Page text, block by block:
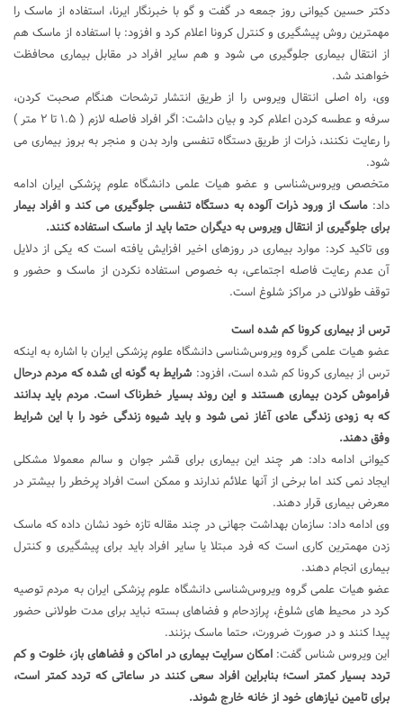
دکتر حسین کیوانی روز جمعه در گفت و گو با خبرنگار ایرنا، استفاده از ماسک را
مهمترین روش پیشگیری و کنترل کرونا اعلام کرد و افزود: با استفاده از ماسک هم
از انتقال بیماری جلوگیری می شود و هم سایر افراد در مقابل بیماری محافظت
خواهند شد.
وی، راه اصلی انتقال ویروس را از طریق انتشار ترشحات هنگام صحبت کردن،
سرفه و عطسه کردن اعلام کرد و بیان داشت: اگر افراد فاصله لازم ( ۱.۵ تا ۲ متر )
را رعایت نکنند، ذرات از طریق دستگاه تنفسی وارد بدن و منجر به بروز بیماری می
شود.
متخصص ویروس‌شناسی و عضو هیات علمی دانشگاه علوم پزشکی ایران ادامه
داد: ماسک از ورود ذرات آلوده به دستگاه تنفسی جلوگیری می کند و افراد بیمار
برای جلوگیری از انتقال ویروس به دیگران حتما باید از ماسک استفاده کنند.
وی تاکید کرد: موارد بیماری در روزهای اخیر افزایش یافته است که یکی از دلایل
آن عدم رعایت فاصله اجتماعی، به خصوص استفاده نکردن از ماسک و حضور و
توقف طولانی در مراکز شلوغ است.
ترس از بیماری کرونا کم شده است
عضو هیات علمی گروه ویروس‌شناسی دانشگاه علوم پزشکی ایران با اشاره به اینکه
ترس از بیماری کرونا کم شده است، افزود: شرایط به گونه ای شده که مردم درحال
فراموش کردن بیماری هستند و این روند بسیار خطرناک است. مردم باید بدانند
که به زودی زندگی عادی آغاز نمی شود و باید شیوه زندگی خود را با این شرایط
وفق دهند.
کیوانی ادامه داد: هر چند این بیماری برای قشر جوان و سالم معمولا مشکلی
ایجاد نمی کند اما برخی از آنها علائم ندارند و ممکن است افراد پرخطر را بیشتر در
معرض بیماری قرار دهند.
وی ادامه داد: سازمان بهداشت جهانی در چند مقاله تازه خود نشان داده که ماسک
زدن مهمترین کاری است که فرد مبتلا یا سایر افراد باید برای پیشگیری و کنترل
بیماری انجام دهند.
عضو هیات علمی گروه ویروس‌شناسی دانشگاه علوم پزشکی ایران به مردم توصیه
کرد در محیط های شلوغ، پرازدحام و فضاهای بسته نباید برای مدت طولانی حضور
پیدا کنند و در صورت ضرورت، حتما ماسک بزنند.
این ویروس شناس گفت: امکان سرایت بیماری در اماکن و فضاهای باز، خلوت و کم
تردد بسیار کمتر است؛ بنابراین افراد سعی کنند در ساعاتی که تردد کمتر است،
برای تامین نیازهای خود از خانه خارج شوند.